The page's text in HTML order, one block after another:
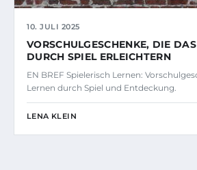
10. JULI 2025
VORSCHULGESCHENKE, DIE
DURCH SPIEL ERLEICHTERN
EN BREF Spielerisch Lernen:
Lernen durch Spiel und Entdeckung.
LENA KLEIN